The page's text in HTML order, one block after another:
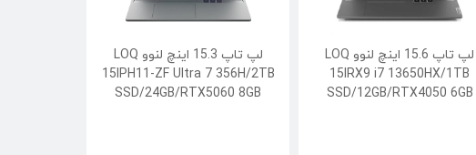
لپ تاپ 15.6 اینچ لنوو LOQ
15IRX9 i7 13650HX/1TB
SSD/12GB/RTX4050 6GB
لپ تاپ 15.3 اینچ لنوو LOQ
15IPH11-ZF Ultra 7 356H/2TB
SSD/24GB/RTX5060 8GB